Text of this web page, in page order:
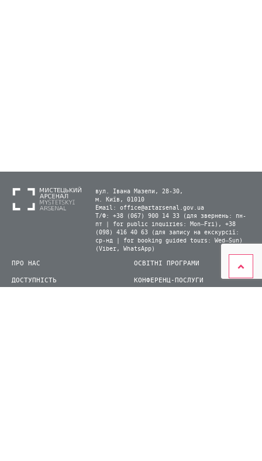
вул. Івана Мазепи, 28-30,
м. Київ, 01010
Email: office@artarsenal.gov.ua
Т/Ф: +38 (067) 900 14 33 (для звернень: пн-
пт | for public inquiries: Mon–Fri), +38
(098) 416 40 63 (для запису на екскурсії:
ср-нд | for booking guided tours: Wed–Sun)
(Viber, WhatsApp)
ПРО НАС
ДОСТУПНІСТЬ
ОСВІТНІ ПРОГРАМИ
КОНФЕРЕНЦ-ПОСЛУГИ